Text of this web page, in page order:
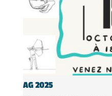
AG 2025